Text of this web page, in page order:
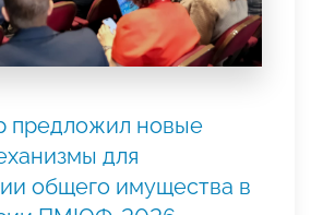
предложил новые
для
общего имущества в